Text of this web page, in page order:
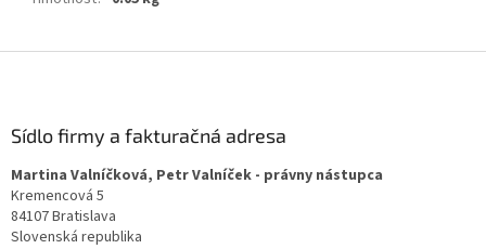
Sídlo firmy a fakturačná adresa
Martina Valníčková, Petr Valníček - právny nástupca
Kremencová 5
84107 Bratislava
Slovenská republika